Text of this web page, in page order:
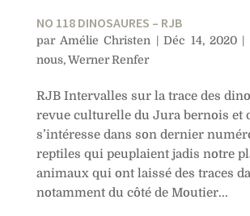
NO 118 DINOSAURES – RJB
par Amélie Christen |Déc 14, 2020|
nous,Werner Renfer
RJB Intervalles sur la trace des
revue culturelle du Jura bernois et
s’intéresse dans son dernier
reptiles qui peuplaient jadis notre
animaux qui ont laissé des traces
notamment du côté de Moutier...